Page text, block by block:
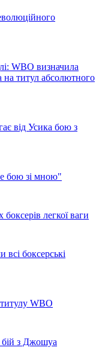
WBO визначила
на титул абсолютного
від Усика бою з
бою зі мною"
легкої ваги
боксерські
WBO
з Джошуа